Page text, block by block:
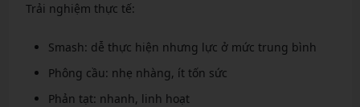
Trải nghiệm thực tế:
Smash: dễ thực hiện nhưng lực ở mức trung bình
Phông cầu: nhẹ nhàng, ít tốn sức
Phản tạt: nhanh, linh hoạt